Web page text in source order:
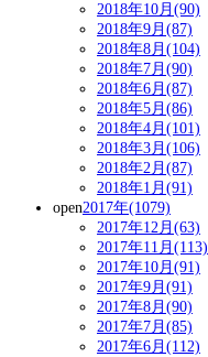
2018年10月(90)
2018年9月(87)
2018年8月(104)
2018年7月(90)
2018年6月(87)
2018年5月(86)
2018年4月(101)
2018年3月(106)
2018年2月(87)
2018年1月(91)
open2017年(1079)
2017年12月(63)
2017年11月(113)
2017年10月(91)
2017年9月(91)
2017年8月(90)
2017年7月(85)
2017年6月(112)